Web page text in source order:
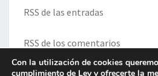
RSS de las entradas
RSS de los comentarios
Con la utilización de cookies
cumplimiento de Ley y ofrecerte la